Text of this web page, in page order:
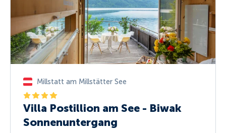
Millstatt am Millstätter See
Villa Postillion am See - Biwak
Sonnenuntergang